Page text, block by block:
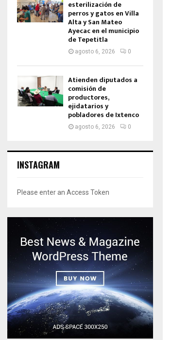
esterilización de
perros y gatos en Villa
Alta y San Mateo
Ayecac en el municipio
de Tepetitla
agosto 6, 2026 0
Atienden diputados a
comisión de
productores,
ejidatarios y
pobladores de Ixtenco
agosto 6, 2026 0
INSTAGRAM
Please enter an Access Token